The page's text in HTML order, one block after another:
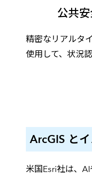
公共
精密なリアルタ
使用して、状況
ArcGIS と
米国Esri社は、